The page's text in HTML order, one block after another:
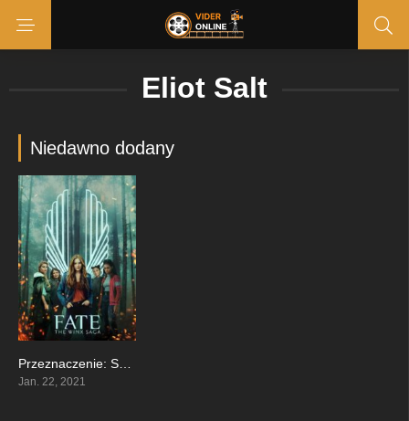
Eliot Salt
Niedawno dodany
8.306
Jan. 22, 2021